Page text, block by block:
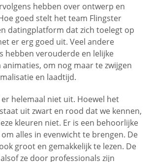
hebben over ontwerp en
goed stelt het team Flingster
datingplatform dat zich toelegt op
er erg goed uit. Veel andere
hebben verouderde en lelijke
om nog maar te zwijgen
en laadtijd.
helemaal niet uit. Hoewel het
uit zwart en rood dat we kennen,
kleuren niet. Er is een behoorlijke
alles in evenwicht te brengen. De
groot en gemakkelijk te lezen. De
ze door professionals zijn